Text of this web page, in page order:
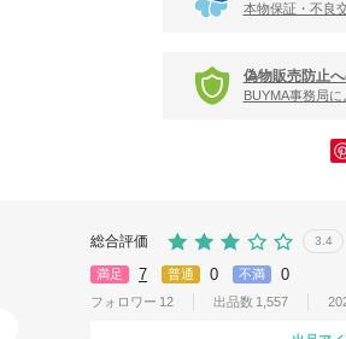
本物保証・不良
偽物販売防止
BUYMA事務局
総合評価 3.4
満足 7 普通 0 不満 0
フォロワー 12 出品数 1,557